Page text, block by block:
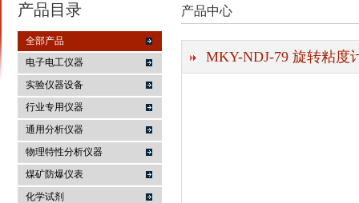
麦科仪（北京）科技有限公司
产品目录
全部产品
电子电工仪器
实验仪器设备
行业专用仪器
通用分析仪器
物理特性分析仪器
煤矿防爆仪表
化学试剂
产品中心
MKY-NDJ-79 旋转粘度